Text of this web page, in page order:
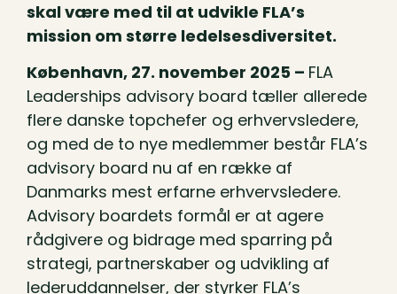
skal være med til at udvikle FLA’s
mission om større ledelsesdiversitet.
København, 27. november 2025 – FLA
Leaderships advisory board tæller allerede
flere danske topchefer og erhvervsledere,
og med de to nye medlemmer består FLA’s
advisory board nu af en række af
Danmarks mest erfarne erhvervsledere.
Advisory boardets formål er at agere
rådgivere og bidrage med sparring på
strategi, partnerskaber og udvikling af
lederuddannelser, der styrker FLA’s